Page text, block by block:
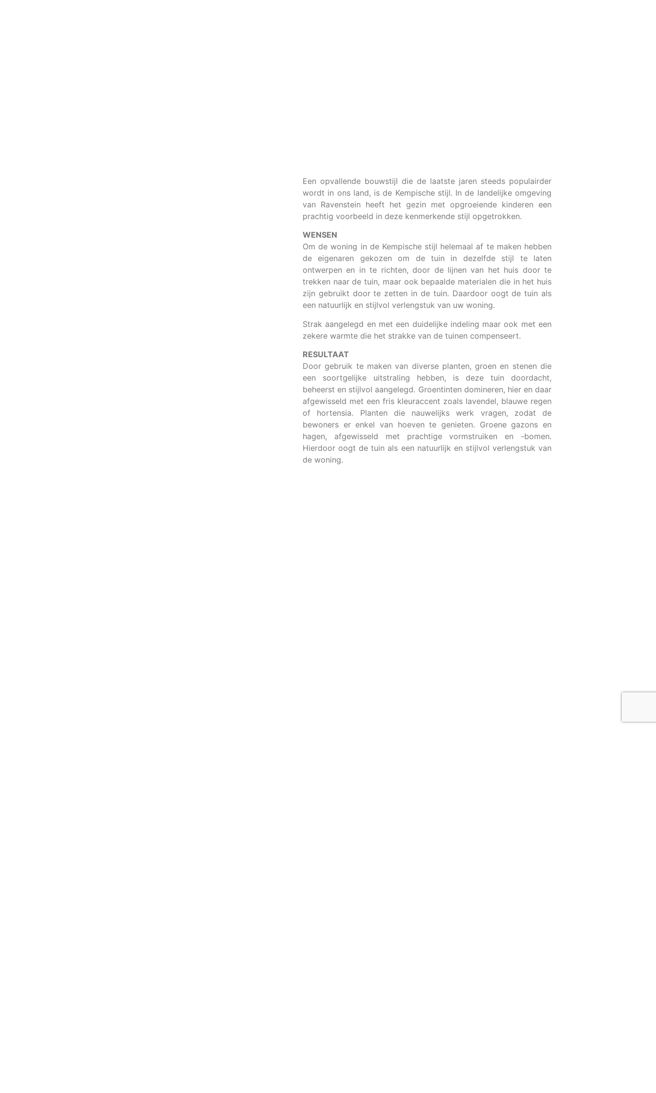
Een opvallende bouwstijl die de laatste jaren steeds populairder
wordt in ons land, is de Kempische stijl. In de landelijke omgeving
van Ravenstein heeft het gezin met opgroeiende kinderen een
prachtig voorbeeld in deze kenmerkende stijl opgetrokken.
WENSEN
Om de woning in de Kempische stijl helemaal af te maken hebben
de eigenaren gekozen om de tuin in dezelfde stijl te laten
ontwerpen en in te richten, door de lijnen van het huis door te
trekken naar de tuin, maar ook bepaalde materialen die in het huis
zijn gebruikt door te zetten in de tuin. Daardoor oogt de tuin als
een natuurlijk en stijlvol verlengstuk van uw woning.
Strak aangelegd en met een duidelijke indeling maar ook met een
zekere warmte die het strakke van de tuinen compenseert.
RESULTAAT
Door gebruik te maken van diverse planten, groen en stenen die
een soortgelijke uitstraling hebben, is deze tuin doordacht,
beheerst en stijlvol aangelegd. Groentinten domineren, hier en daar
afgewisseld met een fris kleuraccent zoals lavendel, blauwe regen
of hortensia. Planten die nauwelijks werk vragen, zodat de
bewoners er enkel van hoeven te genieten. Groene gazons en
hagen, afgewisseld met prachtige vormstruiken en -bomen.
Hierdoor oogt de tuin als een natuurlijk en stijlvol verlengstuk van
de woning.